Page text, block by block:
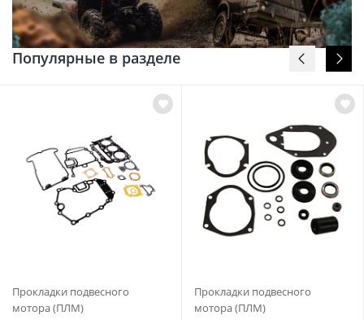
Популярные в разделе
Прокладки подвесного
мотора (ПЛМ)
Прокладки подвесного
мотора (ПЛМ)